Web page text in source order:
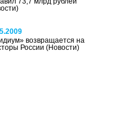
возвращается на
России(Новости)